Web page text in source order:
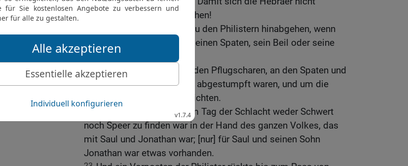
Schwerter und Speere machen!
So musste ganz Israel zu den Philistern hinabgehen, wenn
jemand seine Pflugschar, seinen Spaten, sein Beil oder seine
Sichel zu schärfen hatte,
wenn die Schneiden an den Pflugscharen, an den Spaten und
den Gabeln und den Beilen abgestumpft waren, und um die
Ochsenstachel gerade zu richten.
22
Und so kam es, dass am Tag der Schlacht weder Schwert
noch Speer zu finden war in der Hand des ganzen Volkes, das
mit Saul und Jonathan war; [nur] für Saul und seinen Sohn
Jonathan war etwas vorhanden.